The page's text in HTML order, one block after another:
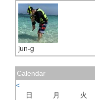
jun-g
Calendar
<
日
月 火